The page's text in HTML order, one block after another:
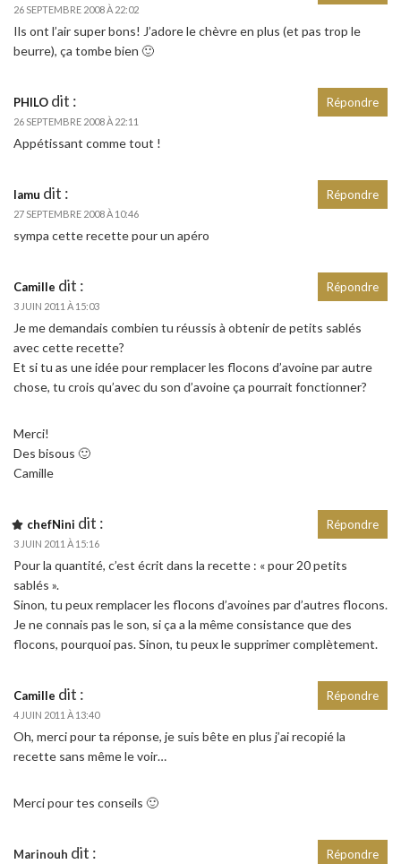
26 SEPTEMBRE 2008 À 22:02
Ils ont l’air super bons! J’adore le chèvre en plus (et pas trop le
beurre), ça tombe bien 🙂
PHILO dit :
26 SEPTEMBRE 2008 À 22:11
Appétissant comme tout !
Répondre
lamu dit :
27 SEPTEMBRE 2008 À 10:46
sympa cette recette pour un apéro
Répondre
Camille dit :
3 JUIN 2011 À 15:03
Je me demandais combien tu réussis à obtenir de petits sablés
avec cette recette?
Et si tu as une idée pour remplacer les flocons d’avoine par autre
chose, tu crois qu’avec du son d’avoine ça pourrait fonctionner?
Merci!
Des bisous 🙂
Camille
Répondre
chefNini dit :
3 JUIN 2011 À 15:16
Pour la quantité, c’est écrit dans la recette : « pour 20 petits
sablés ».
Sinon, tu peux remplacer les flocons d’avoines par d’autres flocons.
Je ne connais pas le son, si ça a la même consistance que des
flocons, pourquoi pas. Sinon, tu peux le supprimer complètement.
Répondre
Camille dit :
4 JUIN 2011 À 13:40
Oh, merci pour ta réponse, je suis bête en plus j’ai recopié la
recette sans même le voir…
Merci pour tes conseils 🙂
Répondre
Marinouh dit : Répondre